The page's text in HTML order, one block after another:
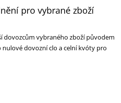
pro vybrané zboží
dovozcům vybraného zboží původem
nulové dovozní clo a celní kvóty pro